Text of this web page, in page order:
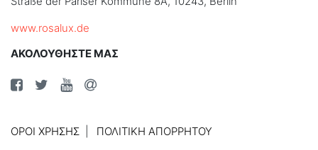
www.rosalux.de
ΑΚΟΛΟΥΘΗΣΤΕ ΜΑΣ
ΌΡΟΙ ΧΡΉΣΗΣ
ΠΟΛΙΤΙΚΉ ΑΠΟΡΡΉΤΟΥ